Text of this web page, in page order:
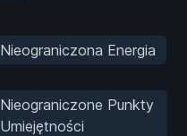
Nieograniczona Energia
Nieograniczone Punkty
Umiejętności